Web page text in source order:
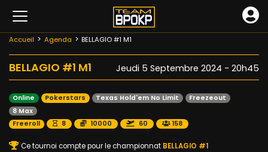
Accueil Agenda BELLAGIO #1 M1
BELLAGIO #1 M1 Jeudi 5 Septembre 2024 - 20h45
Online Pokerstars Texas Hold'em No Limit
Freezeout
8 Max
Freeroll
8 10000 60 158
Ce tournoi compte pour le championnat BELLAGIO #1